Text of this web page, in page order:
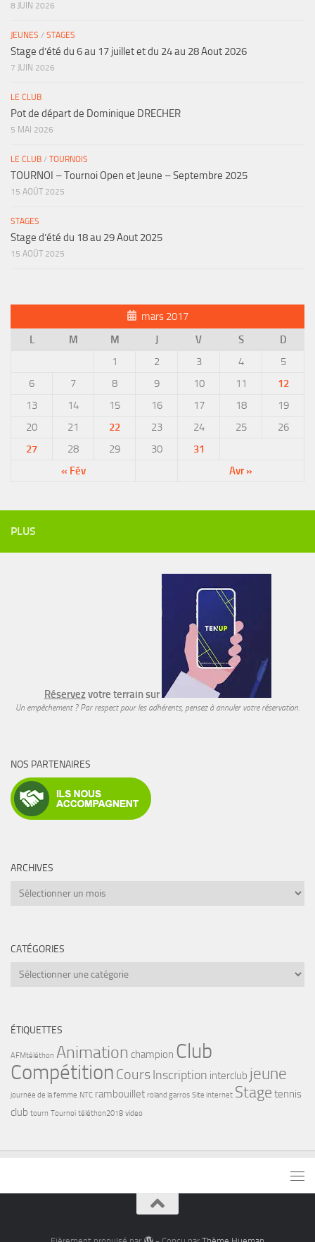
8 JUIN 2026
JEUNES / STAGES
Stage d’été du 6 au 17 juillet et du 24 au 28 Aout 2026
7 JUIN 2026
LE CLUB
Pot de départ de Dominique DRECHER
5 MAI 2026
LE CLUB / TOURNOIS
TOURNOI – Tournoi Open et Jeune – Septembre 2025
15 AOÛT 2025
STAGES
Stage d’été du 18 au 29 Aout 2025
15 AOÛT 2025
mars 2017
L
M M J V S D
« Fév Avr »
1 2 3 4
5
6
7 8 9 10 11
12
13
14 15 16 17 18
19
20
21 22 23 24 25
26
27
28 29 30 31
PLUS
Réservez votre terrain sur
Un empêchement ? Par respect pour les adhérents, pensez à annuler votre réservation.
NOS PARTENAIRES
ARCHIVES
Archives
CATÉGORIES
Catégories
ÉTIQUETTES
AFMtéléthon Animation champion Club
Compétition Cours Inscription interclub jeune
journée de la femme NTC rambouillet roland garros Site internet Stage tennis
club tourn Tournoi téléthon2018 video